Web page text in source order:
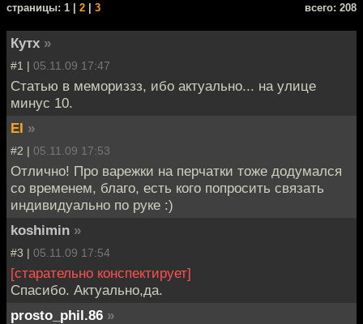
cтраницы: 1 | 2 | 3 всего: 208
Кутх »
#1 | 05.11.09 17:47
Статью в мемориззз, ибо актуально... на улице
минус 10.
EI »
#2 | 05.11.09 17:53
Отлично! Про варежки на перчатки тоже додумался
со временем, благо, есть кого попросить связать
индивидуально по руке :)
koshimin »
#3 | 05.11.09 17:54
[старательно конспектирует]
Спасибо. Актуально,да.
prosto_phil.86 »